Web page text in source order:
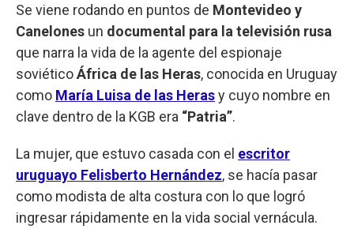
Se viene rodando en puntos de Montevideo y
Canelones un documental para la televisión rusa
que narra la vida de la agente del espionaje
soviéticoÁfrica de las Heras, conocida en Uruguay
como María Luisa de las Herasy cuyo nombre en
clave dentro de la KGB era “Patria”.
La mujer, que estuvo casada con el escritor
uruguayo Felisberto Hernández, se hacía pasar
como modista de alta costura con lo que logró
ingresar rápidamente en la vida social vernácula.